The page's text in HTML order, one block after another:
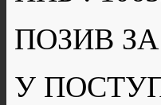
ПОЗИВ
У